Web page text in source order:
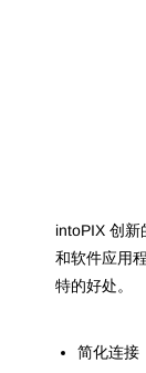
intoPIX 创
和软件应用
特的好处。
简化连接